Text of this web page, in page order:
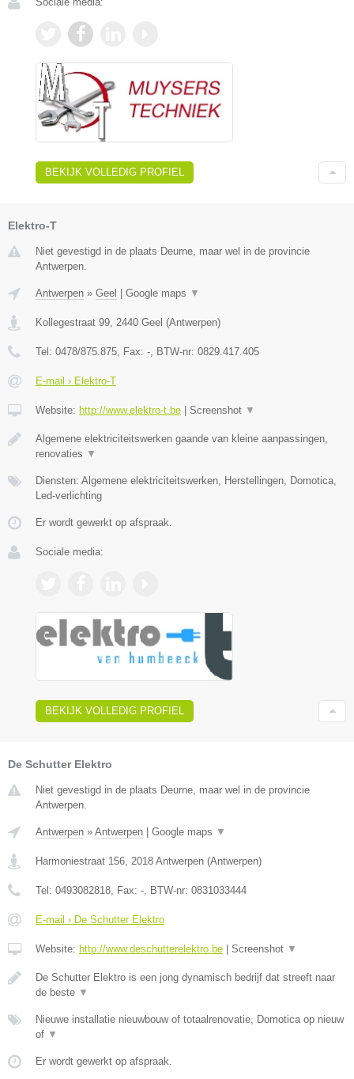
BEKIJK VOLLEDIG PROFIEL
Elektro-T
Niet gevestigd in de plaats Deurne, maar wel in de provincie
Antwerpen.
Antwerpen » Geel Google maps ▼
Kollegestraat 99 2440 Geel (Antwerpen)
Tel: 0478/875.875 , Fax: - , BTW-nr: 0829.417.405
E-mail › Elektro-T
Website: http://www.elektro-t.be Screenshot ▼
Algemene elektriciteitswerken gaande van kleine aanpassingen,
renovaties ▼
Diensten: Algemene elektriciteitswerken, Herstellingen, Domotica,
Led-verlichting
Er wordt gewerkt op afspraak.
Sociale media:
BEKIJK VOLLEDIG PROFIEL
De Schutter Elektro
Niet gevestigd in de plaats Deurne, maar wel in de provincie
Antwerpen.
Antwerpen » Antwerpen Google maps ▼
Harmoniestraat 156, 2018 Antwerpen (Antwerpen)
Tel: 0493082818, Fax: -, BTW-nr: 0831033444
E-mail › De Schutter Elektro
Website: http://www.deschutterelektro.be Screenshot ▼
De Schutter Elektro is een jong dynamisch bedrijf dat streeft naar
de beste ▼
Nieuwe installatie nieuwbouw of totaalrenovatie, Domotica op nieuw
of ▼
Er wordt gewerkt op afspraak.